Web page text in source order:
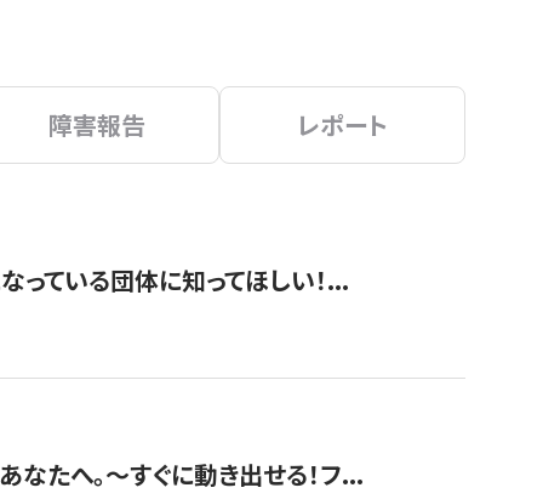
障害報告 レポート
っている団体に知ってほしい！...
なたへ。〜すぐに動き出せる！フ...